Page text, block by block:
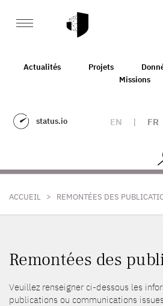
Actualités Projets
Missions
status.io EN | FR
ACCUEIL > REMONTÉES DES
Remontées des
Veuillez renseigner ci-dessous les
publications ou communications